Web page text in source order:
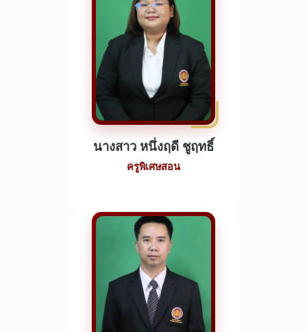
นางสาว หนึ่งฤดี ชูฤทธิ์
ครูพิเศษสอน